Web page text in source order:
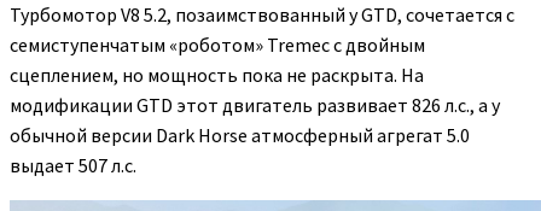
Турбомотор V8 5.2, позаимствованный у GTD, сочетается с
семиступенчатым «роботом» Tremec с двойным
сцеплением, но мощность пока не раскрыта. На
модификации GTD этот двигатель развивает 826 л.с., а у
обычной версии Dark Horse атмосферный агрегат 5.0
выдает 507 л.с.